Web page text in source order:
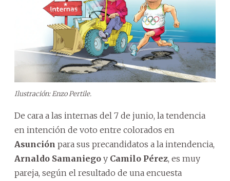
Ilustración: Enzo Pertile.
De cara a las internas del 7 de junio, la tendencia
en intención de voto entre colorados en
Asunción para sus precandidatos a la intendencia,
Arnaldo Samaniego y Camilo Pérez, es muy
pareja, según el resultado de una encuesta